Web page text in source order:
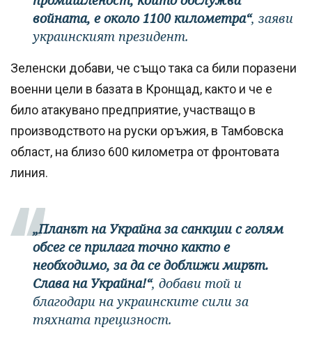
войната, е около 1100 километра“, заяви
украинският президент.
Зеленски добави, че също така са били поразени
военни цели в базата в Кронщад, както и че е
било атакувано предприятие, участващо в
производството на руски оръжия, в Тамбовска
област, на близо 600 километра от фронтовата
линия.
„Планът на Украйна за санкции с голям
обсег се прилага точно както е
необходимо, за да се доближи мирът.
Слава на Украйна!“, добави той и
благодари на украинските сили за
тяхната прецизност.